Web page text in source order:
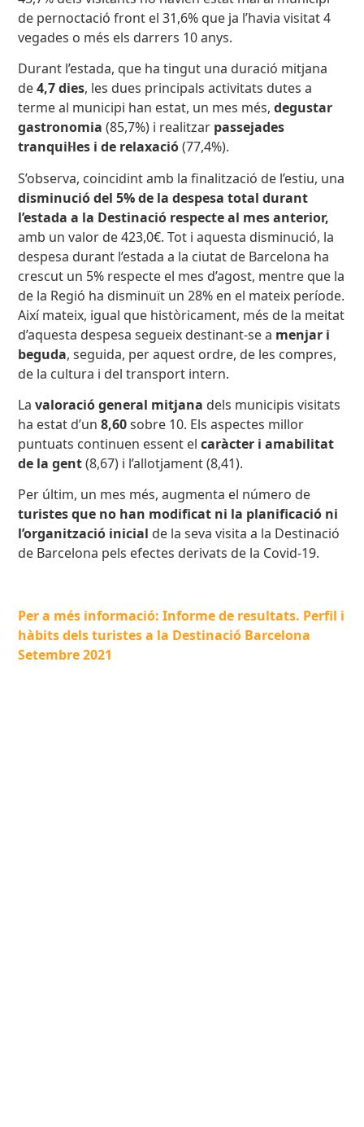
de pernoctació front el 31,6% que ja l’havia visitat 4
vegades o més els darrers 10 anys.
Durant l’estada, que ha tingut una duració mitjana
de4,7 dies, les dues principals activitats dutes a
terme al municipi han estat, un mes més,degustar
gastronomia (85,7%) i realitzar passejades
tranquil·les i de relaxació(77,4%).
S’observa, coincidint amb la finalització de l’estiu, una
disminució del 5% de la despesa total durant
l’estada a la Destinació respecte al mes anterior,
amb un valor de 423,0€. Tot i aquesta disminució, la
despesa durant l’estada a la ciutat de Barcelona ha
crescut un 5% respecte el mes d’agost, mentre que la
de la Regió ha disminuït un 28% en el mateix període.
Així mateix, igual que històricament, més de la meitat
d’aquesta despesa segueix destinant-se a menjar i
beguda, seguida, per aquest ordre, de les compres,
de la cultura i del transport intern.
Lavaloració general mitjana dels municipis visitats
ha estat d’un8,60sobre 10. Els aspectes millor
puntuats continuen essent elcaràcter i amabilitat
de la gent(8,67) i l’allotjament (8,41).
Per últim, un mes més, augmenta el número de
turistes que no han modificat ni la planificació ni
l’organització inicial de la seva visita a la Destinació
de Barcelona pels efectes derivats de la Covid-19.
Per a més informació: Informe de resultats. Perfil i
hàbits dels turistes a la Destinació Barcelona
Setembre 2021